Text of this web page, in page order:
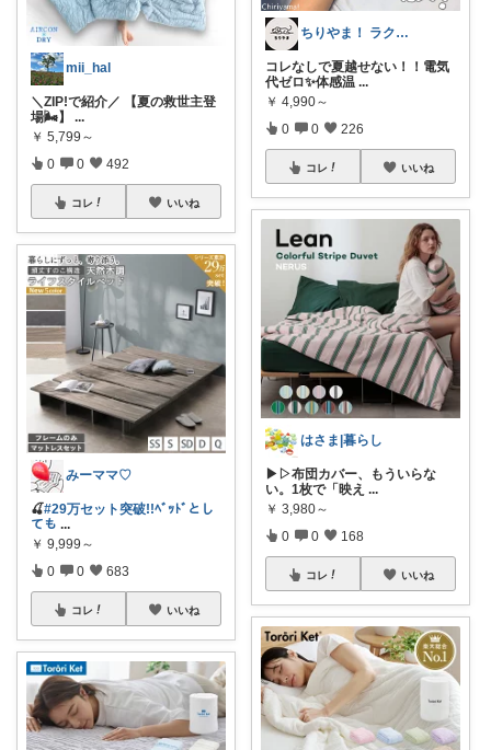
mii_hal
＼ZIP!で紹介／ 【夏の救世主登
場🌬️】
...
￥ 5,799～
0 0 492
コレ いいね
みーママ♡
🍒#29万セット突破!!ﾍﾞｯﾄﾞとし
ても ...
￥ 9,999～
0 0 683
コレ いいね
ちりやま！ ラク×便利グッズ🫧
コレなしで夏越せない！！電気
代ゼロ✨体感温 ...
￥ 4,990～
0 0 226
コレ いいね
はさま|暮らし
▶▷布団カバー、もういらな
い。1枚で「映え ...
￥ 3,980～
0 0 168
コレ いいね